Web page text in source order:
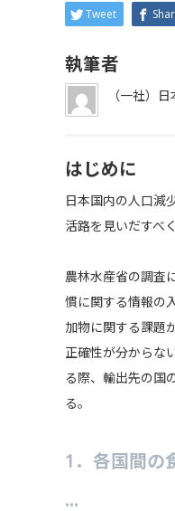
Tweet
執筆者
（一社）
はじめに
日本国内の人口減
活路を見いだすべ
農林水産省の調査
慣に関する情報の
加物に関する課題
正確性が分からな
る際、輸出先の国
る。
1．各国間の
…